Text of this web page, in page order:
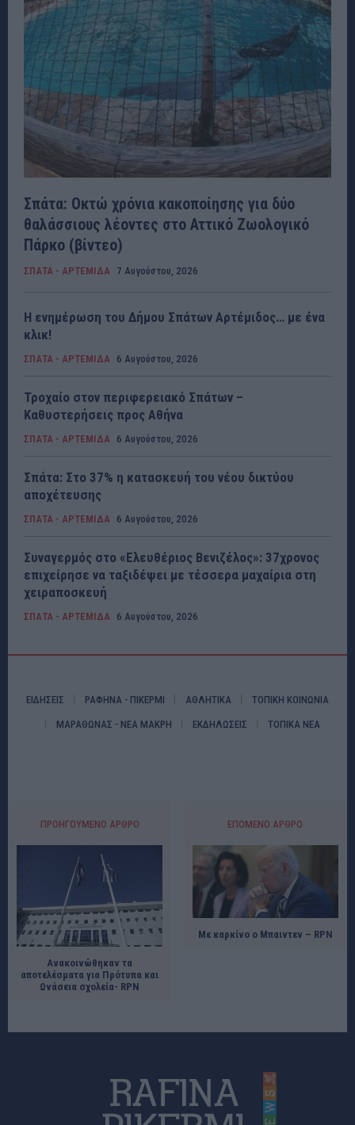
Σπάτα: Οκτώ χρόνια κακοποίησης για δύο
θαλάσσιους λέοντες στο Αττικό Ζωολογικό
Πάρκο (βίντεο)
ΣΠΑΤΑ - ΑΡΤΕΜΙΔΑ 7 Αυγούστου, 2026
Η ενημέρωση του Δήμου Σπάτων Αρτέμιδος… με ένα
κλικ!
ΣΠΑΤΑ - ΑΡΤΕΜΙΔΑ 6 Αυγούστου, 2026
Τροχαίο στον περιφερειακό Σπάτων –
Καθυστερήσεις προς Αθήνα
ΣΠΑΤΑ - ΑΡΤΕΜΙΔΑ 6 Αυγούστου, 2026
Σπάτα: Στο 37% η κατασκευή του νέου δικτύου
αποχέτευσης
ΣΠΑΤΑ - ΑΡΤΕΜΙΔΑ 6 Αυγούστου, 2026
Συναγερμός στο «Ελευθέριος Βενιζέλος»: 37χρονος
επιχείρησε να ταξιδέψει με τέσσερα μαχαίρια στη
χειραποσκευή
ΣΠΑΤΑ - ΑΡΤΕΜΙΔΑ 6 Αυγούστου, 2026
ΕΙΔΗΣΕΙΣ ΡΑΦΗΝΑ - ΠΙΚΕΡΜΙ ΑΘΛΗΤΙΚΑ ΤΟΠΙΚΗ ΚΟΙΝΩΝΙΑ
ΜΑΡΑΘΩΝΑΣ - ΝΕΑ ΜΑΚΡΗ ΕΚΔΗΛΩΣΕΙΣ ΤΟΠΙΚΑ ΝΕΑ
ΠΡΟΗΓΟΎΜΕΝΟ ΆΡΘΡΟ
Ανακοινώθηκαν τα
αποτελέσματα για Πρότυπα και
Ωνάσεια σχολεία- RPN
ΕΠΌΜΕΝΟ ΆΡΘΡΟ
Με καρκίνο ο Μπαιντεν – RPN